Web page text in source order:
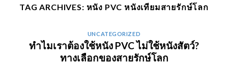
TAG ARCHIVES: หนัง PVC หนังเทียมสายรักษ์โลก
UNCATEGORIZED
ทำไมเราต้องใช้หนัง PVC ไม่ใช้หนังสัตว์?
ทางเลือกของสายรักษ์โลก